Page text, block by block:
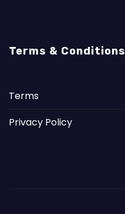
Terms & Conditions
Terms
Privacy Policy